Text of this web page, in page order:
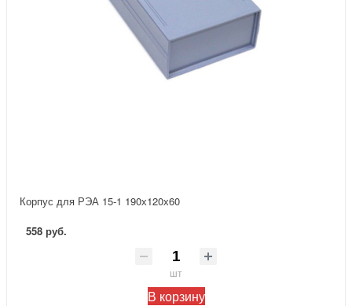
Корпус для РЭА 15-1 190х120х60
558 руб.
шт
В корзину